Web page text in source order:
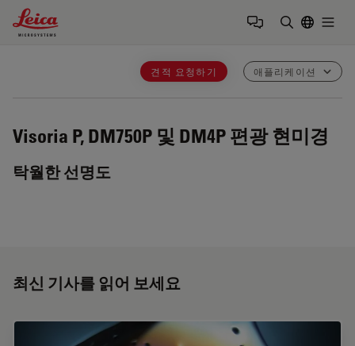
Leica Microsystems Logo
견적 요청하기 애플리케이션
Visoria P, DM750P 및 DM4P 편광 현미경
탁월한 선명도
최신 기사를 읽어 보세요